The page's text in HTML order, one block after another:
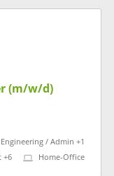
(m/w/d)
/ Admin +1
+6
Home-Office